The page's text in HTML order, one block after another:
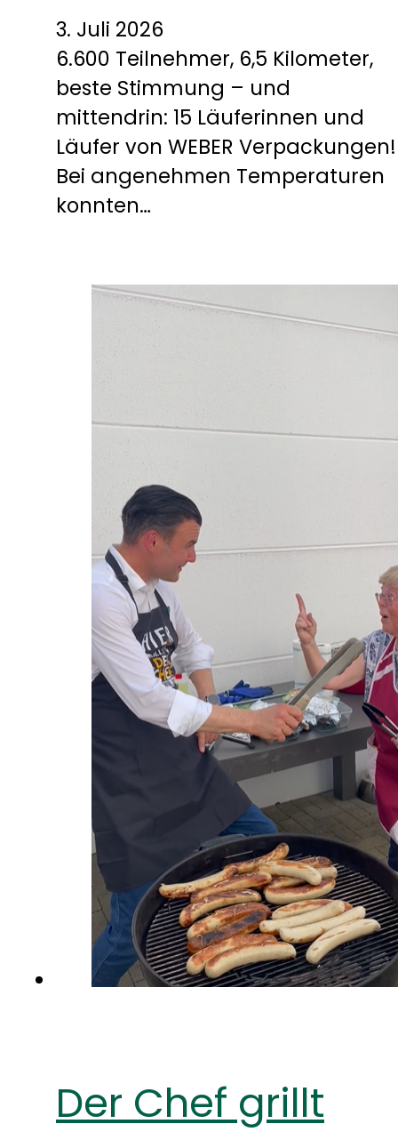
3. Juli 2026
6.600 Teilnehmer, 6,5 Kilometer,
beste Stimmung – und
mittendrin: 15 Läuferinnen und
Läufer von WEBER Verpackungen!
Bei angenehmen Temperaturen
konnten…
Der Chef grillt